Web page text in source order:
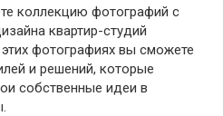
коллекцию фотографий с
квартир-студий
фотографиях вы сможете
и решений, которые
собственные идеи в